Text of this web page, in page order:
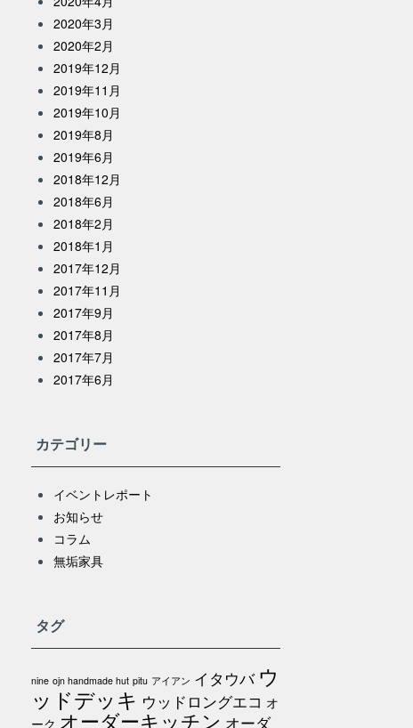
2020年3月
2020年2月
2019年12月
2019年11月
2019年10月
2019年8月
2019年6月
2018年12月
2018年6月
2018年2月
2018年1月
2017年12月
2017年11月
2017年9月
2017年8月
2017年7月
2017年6月
カテゴリー
イベントレポート
お知らせ
コラム
無垢家具
タグ
nine ojn handmade hut pitu アイアン イタウバ ウ
ッドデッキ ウッドロングエコ オ
ーク オーダーキッチン オーダ